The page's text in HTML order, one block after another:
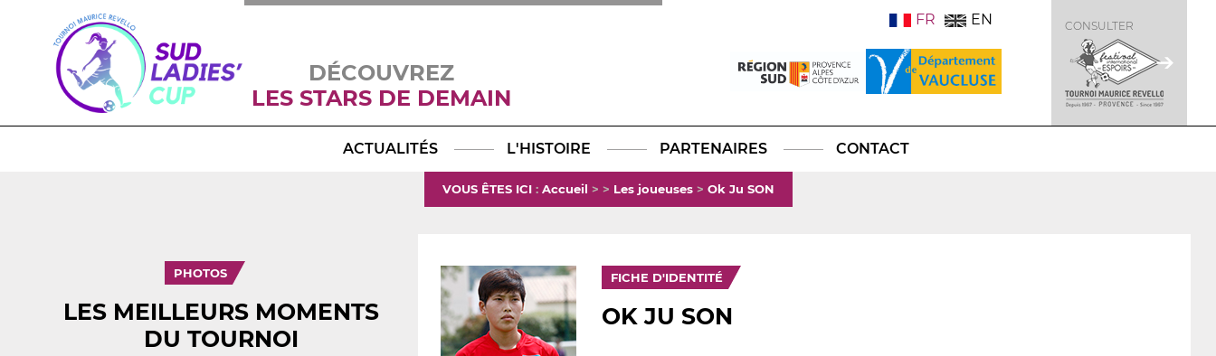
DÉCOUVREZ
LES STARS DE DEMAIN
TikTokLinkedIn
X
FR EN CONSULTER
ACTUALITÉS L'HISTOIRE PARTENAIRES CONTACT
VOUS ÊTES ICI: Accueil > > Les joueuses> Ok Ju SON
PHOTOS
LES MEILLEURS MOMENTS
DU TOURNOI
FICHE D'IDENTITÉ
OK JU SON